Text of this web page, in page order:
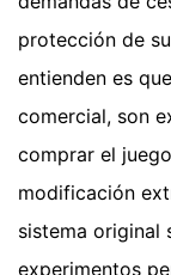
protección de
entienden es
comercial, son
comprar el
modificación
sistema original
experimentos